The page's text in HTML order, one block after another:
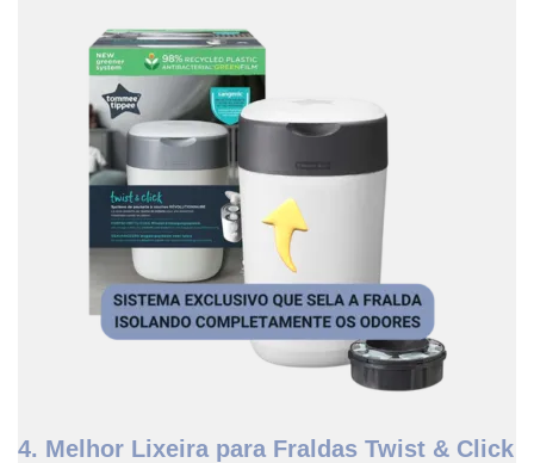
4. Melhor Lixeira para Fraldas Twist & Click